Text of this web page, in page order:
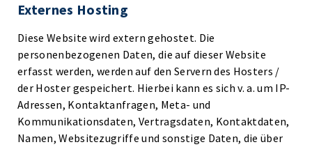
Externes Hosting
Diese Website wird extern gehostet. Die
personenbezogenen Daten, die auf dieser Website
erfasst werden, werden auf den Servern des Hosters /
der Hoster gespeichert. Hierbei kann es sich v. a. um IP-
Adressen, Kontaktanfragen, Meta- und
Kommunikationsdaten, Vertragsdaten, Kontaktdaten,
Namen, Websitezugriffe und sonstige Daten, die über